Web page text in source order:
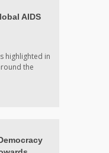
AIDS
highlighted in
the